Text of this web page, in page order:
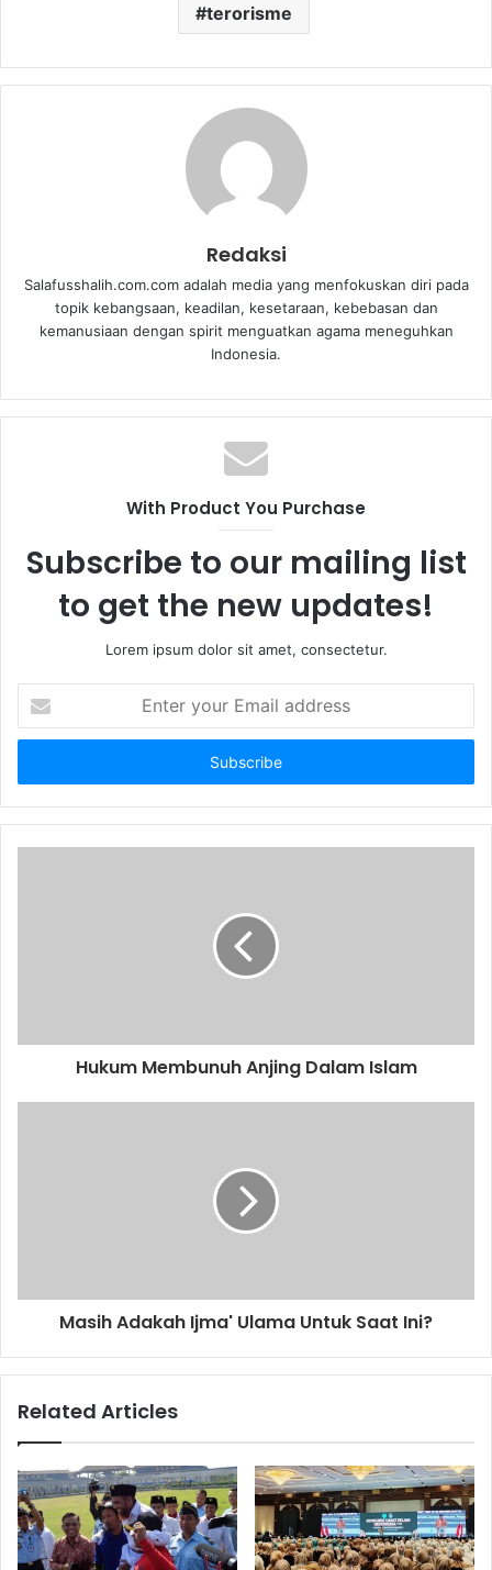
terorisme
Redaksi
Salafusshalih.com.com adalah media yang menfokuskan diri pada
topik kebangsaan, keadilan, kesetaraan, kebebasan dan
kemanusiaan dengan spirit menguatkan agama meneguhkan
Indonesia.
With Product You Purchase
Subscribe to our mailing list
to get the new updates!
Lorem ipsum dolor sit amet, consectetur.
t
r
y
Hukum Membunuh Anjing Dalam Islam
Masih Adakah Ijma' Ulama Untuk Saat Ini?
Related Articles